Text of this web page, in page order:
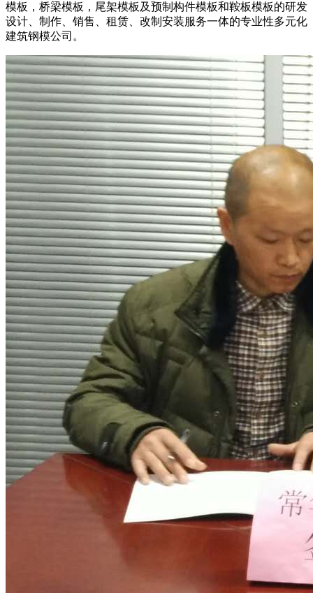
模板，桥梁模板，尾架模板及预制构件模板和鞍板模板的研发
设计、制作、销售、租赁、改制安装服务一体的专业性多元化
建筑钢模公司。